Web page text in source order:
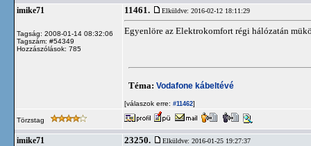
imike71
Tagság: 2008-01-14 08:32:06
Tagszám: #54349
Hozzászólások: 785
11461. Elküldve: 2016-02-12 18:11:29
Egyenlöre az Elektrokomfort régi hálózatán
Téma: Vodafone kábeltévé
[válaszok erre: #11462]
Törzstag
imike71 23250. Elküldve: 2016-01-25 19:27:37